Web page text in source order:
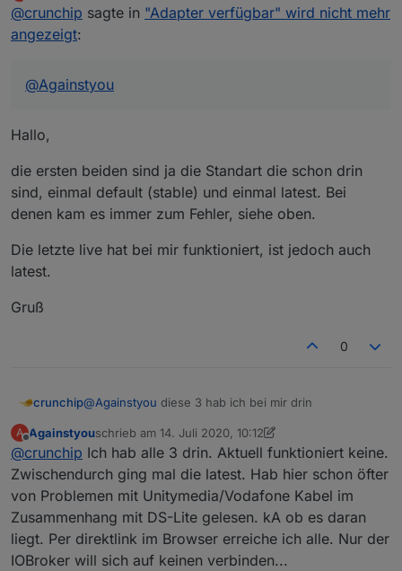
default
latest
http://iobroker.live/repo/sources-dist-
@crunchip sagte in "Adapter verfügbar" wird nicht mehr
angezeigt:
@Againstyou
Hallo,
die ersten beiden sind ja die Standart die schon drin
sind, einmal default (stable) und einmal latest. Bei
denen kam es immer zum Fehler, siehe oben.
Die letzte live hat bei mir funktioniert, ist jedoch auch
latest.
Gruß
0
crunchip@Againstyou diese 3 hab ich bei mir drin
1
default
http://download.iobroker.net/sources-
2
latest
http://download.iobroker.net/sources-dist-
A Againstyouschrieb am 14. Juli 2020, 10:12
zuletzt editiert von Againstyou
@crunchip Ich hab alle 3 drin. Aktuell funktioniert keine.
Zwischendurch ging mal die latest. Hab hier schon öfter
von Problemen mit Unitymedia/Vodafone Kabel im
Zusammenhang mit DS-Lite gelesen. kA ob es daran
liegt. Per direktlink im Browser erreiche ich alle. Nur der
IOBroker will sich auf keinen verbinden...